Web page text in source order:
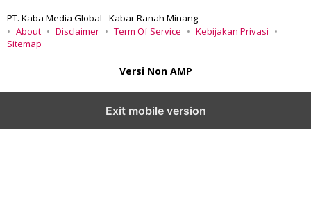
PT. Kaba Media Global - Kabar Ranah Minang
About
Disclaimer Term Of Service
Kebijakan Privasi
Sitemap
Versi Non AMP
Exit mobile version